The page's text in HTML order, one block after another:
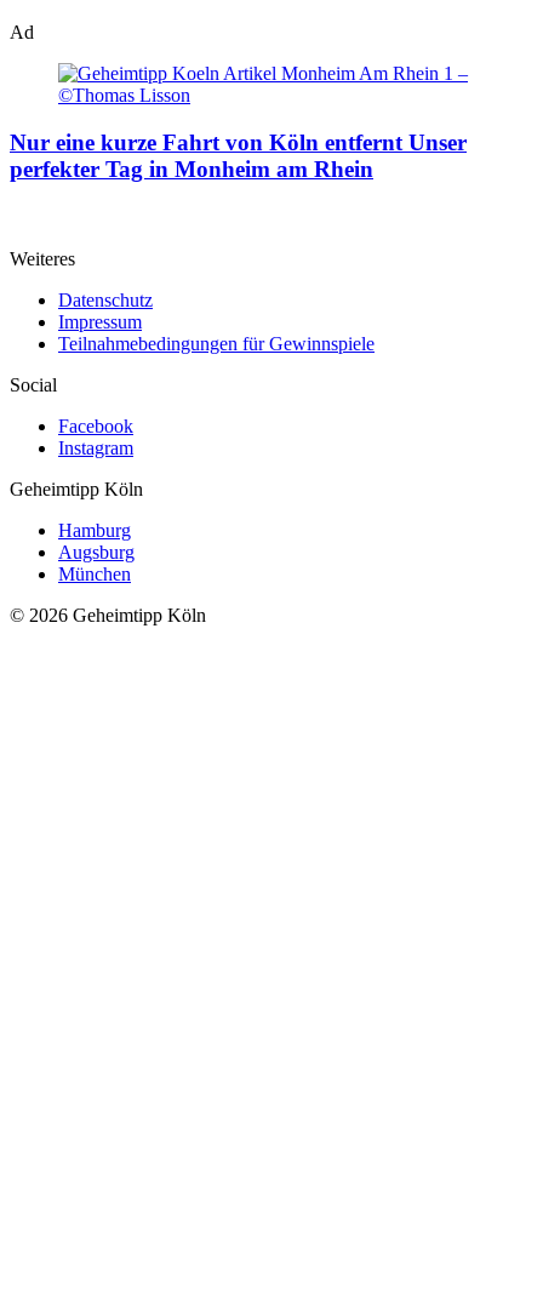
Ad
Nur eine kurze Fahrt von Köln entfernt Unser
perfekter Tag in Monheim am Rhein
Weiteres
Datenschutz
Impressum
Teilnahmebedingungen für Gewinnspiele
Social
Facebook
Instagram
Geheimtipp Köln
Hamburg
Augsburg
München
© 2026 Geheimtipp Köln